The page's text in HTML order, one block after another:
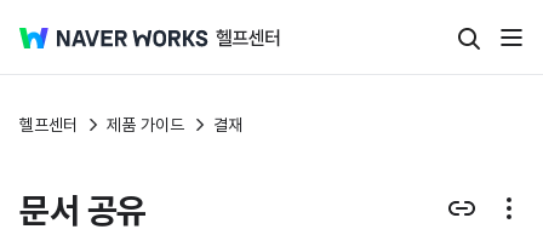
헬프센터 제품 가이드 결재
문서 공유